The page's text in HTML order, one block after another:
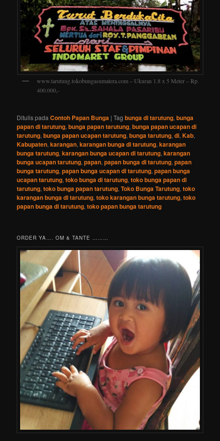
www.tarutung.tokobungasumatera.com – Ukuran 1.8 x 5 Meter – Rp.
400.000,-
Ditulis pada Contoh Papan Bunga |Tag bunga di tarutung,bunga
papan di tarutung,bunga papan tarutung,bunga papan ucapan di
tarutung,bunga papan ucapan tarutung,bunga tarutung,di,Kab,
Kabupaten,karangan,karangan bunga di tarutung,karangan
bunga tarutung,karangan bunga ucapan di tarutung,karangan
bunga ucapan tarutung,papan,papan bunga di tarutung,papan
bunga tarutung,papan bunga ucapan di tarutung,papan bunga
ucapan tarutung,toko bunga di tarutung,toko bunga papan di
tarutung,toko bunga papan tarutung,Toko Bunga Tarutung,toko
karangan bunga di tarutung,toko karangan bunga tarutung,toko
papan bunga di tarutung,toko papan bunga tarutung
ORDER YA…. OM & TANTE ………